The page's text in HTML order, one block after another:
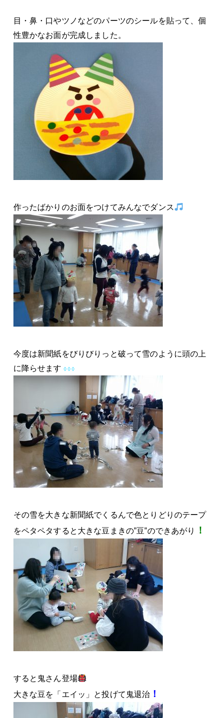
目・鼻・口やツノなどのパーツのシールを貼って、個
性豊かなお面が完成しました。
作ったばかりのお面をつけてみんなでダンス
今度は新聞紙をびりびりっと破って雪のように頭の上
に降らせます ◊ ◊ ◊
その雪を大きな新聞紙でくるんで色とりどりのテープ
をペタペタすると大きな豆まきの”豆”のできあがり ！
すると鬼さん登場
大きな豆を「エイッ」と投げて鬼退治 ！